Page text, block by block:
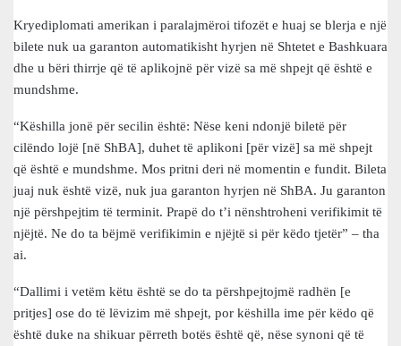
Kryediplomati amerikan i paralajmëroi tifozët e huaj se blerja e një
bilete nuk ua garanton automatikisht hyrjen në Shtetet e Bashkuara
dhe u bëri thirrje që të aplikojnë për vizë sa më shpejt që është e
mundshme.
“Këshilla jonë për secilin është: Nëse keni ndonjë biletë për
cilëndo lojë [në ShBA], duhet të aplikoni [për vizë] sa më shpejt
që është e mundshme. Mos pritni deri në momentin e fundit. Bileta
juaj nuk është vizë, nuk jua garanton hyrjen në ShBA. Ju garanton
një përshpejtim të terminit. Prapë do t’i nënshtroheni verifikimit të
njëjtë. Ne do ta bëjmë verifikimin e njëjtë si për këdo tjetër” – tha
ai.
“Dallimi i vetëm këtu është se do ta përshpejtojmë radhën [e
pritjes] ose do të lëvizim më shpejt, por këshilla ime për këdo që
është duke na shikuar përreth botës është që, nëse synoni që të